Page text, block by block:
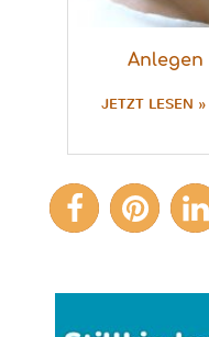
Anlegen
JETZT LESEN »